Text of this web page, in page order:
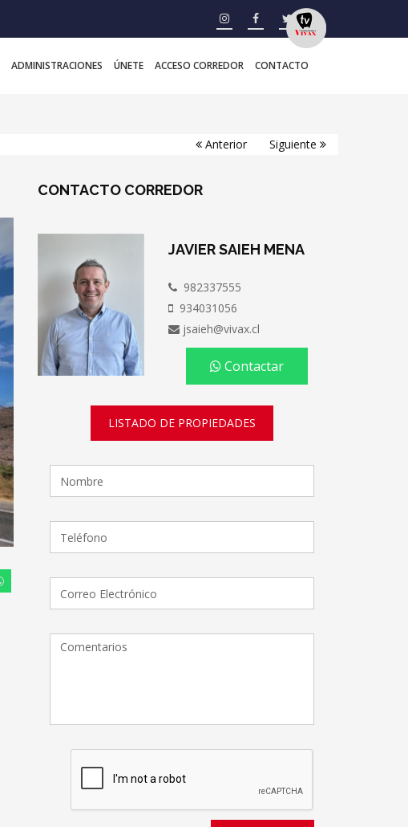
ADMINISTRACIONES ÚNETE ACCESO CORREDOR CONTACTO
Anterior Siguiente
CONTACTO CORREDOR
JAVIER SAIEH MENA
982337555
934031056
jsaieh@vivax.cl
Contactar
LISTADO DE PROPIEDADES